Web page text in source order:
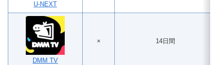
U-NEXT
DMM TV
× 14日間